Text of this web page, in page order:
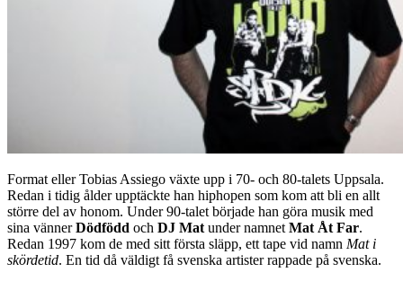
Format eller Tobias Assiego växte upp i 70- och 80-talets Uppsala.
Redan i tidig ålder upptäckte han hiphopen som kom att bli en allt
större del av honom. Under 90-talet började han göra musik med
sina vännerDödfödd och DJ Mat under namnet Mat Åt Far.
Redan 1997 kom de med sitt första släpp, ett tape vid namn Mat i
skördetid. En tid då väldigt få svenska artister rappade på svenska.